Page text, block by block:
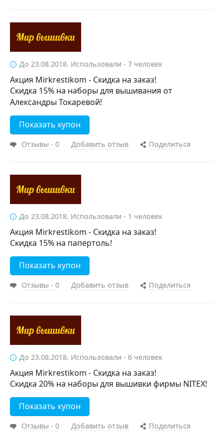
До 23.08.2018. Использовали - 7 человек
Акция Mirkrestikom - Скидка на заказ!
Скидка 15% на наборы для вышивания от
Александры Токаревой!
Показать купон
Отзывы - 0 Добавить отзыв Поделиться
До 23.08.2018. Использовали - 1 человек
Акция Mirkrestikom - Скидка на заказ!
Скидка 15% на папертоль!
Показать купон
Отзывы - 0 Добавить отзыв Поделиться
До 23.08.2018. Использовали - 6 человек
Акция Mirkrestikom - Скидка на заказ!
Скидка 20% на наборы для вышивки фирмы NITEX!
Показать купон
Отзывы - 0 Добавить отзыв Поделиться